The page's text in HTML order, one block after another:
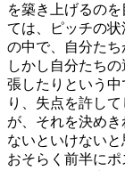
を築き上げるの
ては、ピッチの
の中で、自分たち
しかし自分たち
張したりという
り、失点を許し
が、それを決め
ないといけないと
おそらく前半に